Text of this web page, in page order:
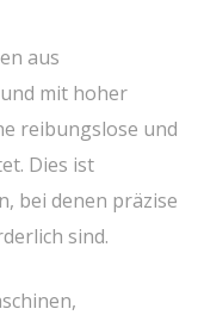
aus
mit hoher
reibungslose und
Dies ist
bei denen präzise
sind.